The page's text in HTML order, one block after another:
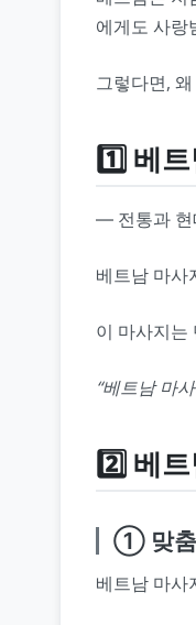
에게도 사랑
그렇다면,
1️⃣ 베
― 전통과 현
베트남 마사
이 마사지는
“베트남 마
2️⃣ 베
① 맞춤
베트남 마사